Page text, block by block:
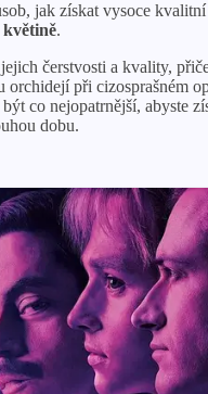
jak získat vysoce kvalitní
květině.
čerstvosti a kvality,
orchidejí při cizosprašném
co nejopatrnější, abyste
dobu.